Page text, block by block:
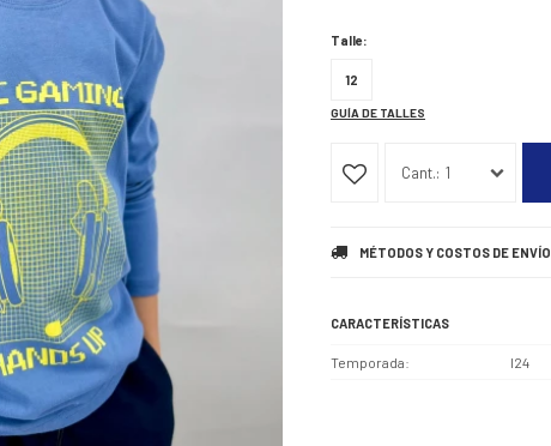
Talle:
12
GUÍA DE TALLES
1
MÉTODOS Y COSTOS DE ENVÍO
CARACTERÍSTICAS
Temporada I24